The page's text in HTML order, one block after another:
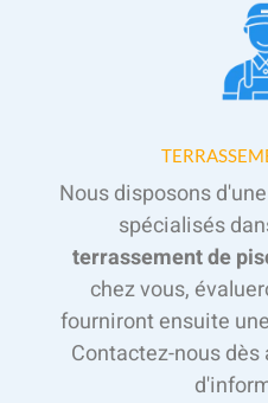
Nous disposons
spécialisés
terrassement de
chez vous,
fourniront ensuite
Contactez-nous